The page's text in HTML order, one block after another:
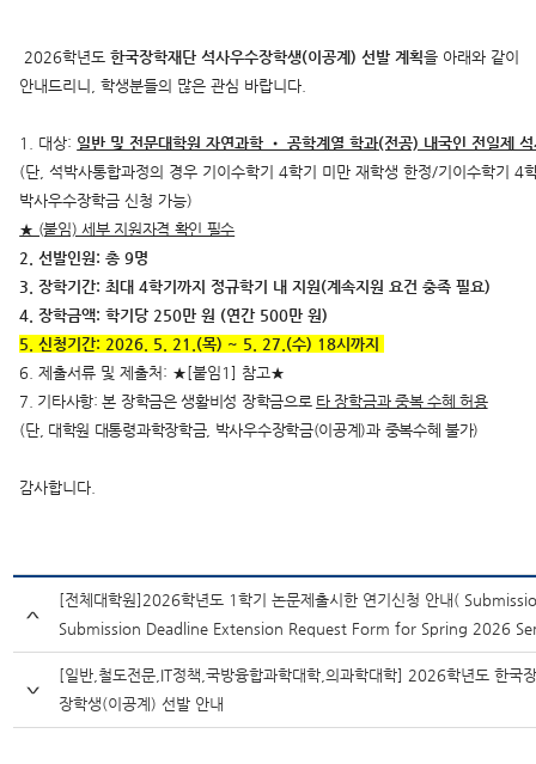
2026학년도한국장학재단 석사우수장학생(이공계) 선발 계획을 아래와 같이
안내드리니, 학생분들의 많은 관심 바랍니다.
1. 대상: 일반 및 전문대학원 자연과학 • 공학계열 학과(전공) 내국인 전일제 석
(단, 석박사통합과정의 경우 기이수학기 4학기 미만 재학생 한정/기이수학기 4
박사우수장학금 신청 가능)
★ (붙임) 세부 지원자격 확인 필수
2. 선발인원: 총 9명
3. 장학기간: 최대 4학기까지 정규학기 내 지원(계속지원 요건 충족 필요)
4. 장학금액: 학기당 250만 원 (연간 500만 원)
5. 신청기간: 2026. 5. 21.(목) ~ 5. 27.(수) 18시까지
6. 제출서류 및 제출처: ★[붙임1] 참고★
7. 기타사항: 본 장학금은 생활비성 장학금으로 타 장학금과 중복 수혜 허용
(단, 대학원 대통령과학장학금, 박사우수장학금(이공계)과 중복수혜 불가)
감사합니다.
[전체대학원]2026학년도 1학기 논문제출시한 연기신청 안내(
Submission Deadline Extension Request Form for Spring 2026
[일반,철도전문,IT정책,국방융합과학대학,의과학대학] 2026학년도 한국
장학생(이공계) 선발 안내